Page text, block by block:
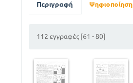
Περιγραφή Ψηφιοποίηση
112 εγγραφές [61 - 80]